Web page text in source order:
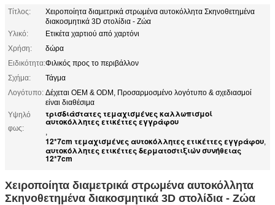
Τίτλος:
Χειροποίητα διαμετρικά στρωμένα αυτοκόλλητα Σκηνοθετημένα
διακοσμητικά 3D στολίδια - Ζώα
Υλικό:
Ετικέτα χαρτιού από χαρτόνι
Χρήση:
δώρα
Ειδικότητα:Φιλικός προς το περιβάλλον
Σχήμα:
Τάγμα
Λογότυπο: Δέχεται OEM & ODM, Προσαρμοσμένο λογότυπο & σχεδιασμοί
είναι διαθέσιμα
Υψηλό
φως:
τρισδιάστατες τεμαχισμένες καλλωπισμοί
αυτοκόλλητες ετικέττες εγγράφου
,
12*7cm τεμαχισμένες αυτοκόλλητες ετικέττες εγγράφου,
αυτοκόλλητες ετικέττες δερματοστιξιών συνήθειας
12*7cm
Χειροποίητα διαμετρικά στρωμένα αυτοκόλλητα
Σκηνοθετημένα διακοσμητικά 3D στολίδια - Ζώα